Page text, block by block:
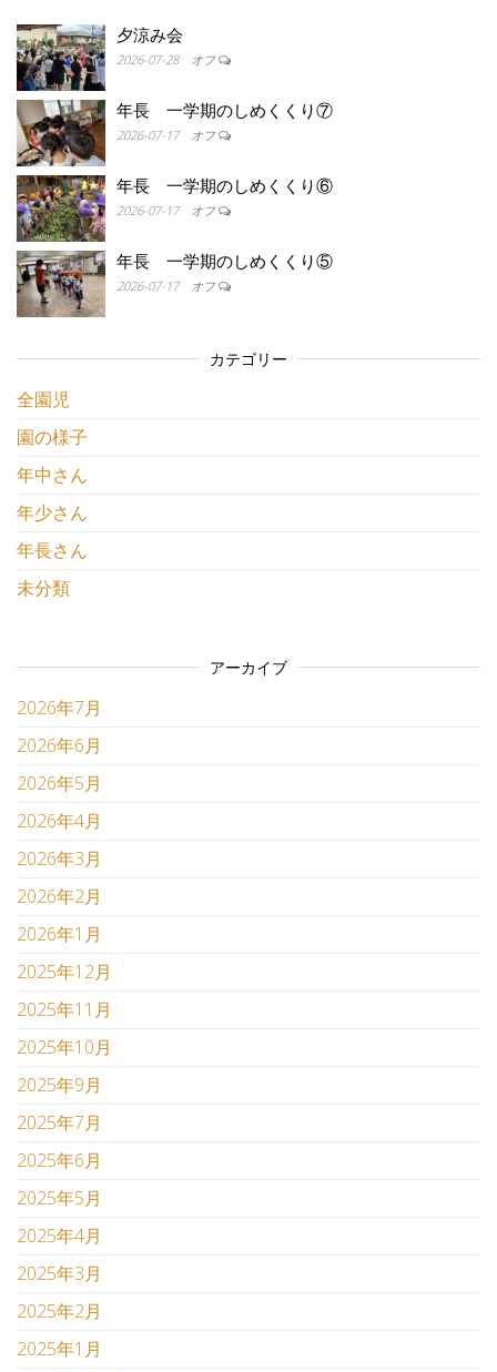
夕涼み会
2026-07-28 オフ
年長 一学期のしめくくり⑦
2026-07-17 オフ
年長 一学期のしめくくり⑥
2026-07-17 オフ
年長 一学期のしめくくり⑤
2026-07-17 オフ
カテゴリー
全園児
園の様子
年中さん
年少さん
年長さん
未分類
アーカイブ
2026年7月
2026年6月
2026年5月
2026年4月
2026年3月
2026年2月
2026年1月
2025年12月
2025年11月
2025年10月
2025年9月
2025年7月
2025年6月
2025年5月
2025年4月
2025年3月
2025年2月
2025年1月